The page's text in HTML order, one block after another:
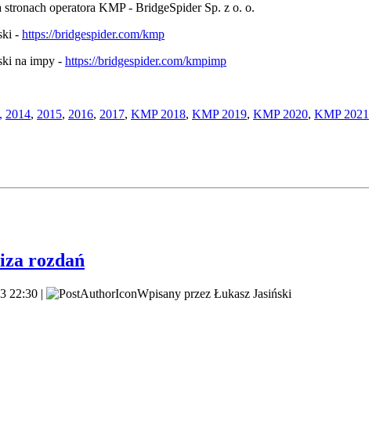
operatora KMP - BridgeSpider Sp. z o. o.
- https://bridgespider.com/kmp
na impy - https://bridgespider.com/kmpimp
2014, 2015, 2016, 2017, KMP 2018, KMP 2019, KMP 2020, KMP 2021
rozdań
22:30 |
Wpisany przez Łukasz Jasiński